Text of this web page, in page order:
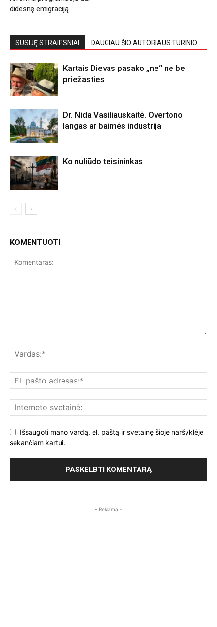
didesnę emigraciją
SUSIJĘ STRAIPSNIAI DAUGIAU ŠIO AUTORIAUS TURINIO
Kartais Dievas pasako „ne“ ne be
priežasties
Dr. Nida Vasiliauskaitė. Overtono
langas ar baimės industrija
Ko nuliūdo teisininkas
KOMENTUOTI
Išsaugoti mano vardą, el. paštą ir svetainę šioje naršyklėje
sekančiam kartui.
- Reklama -